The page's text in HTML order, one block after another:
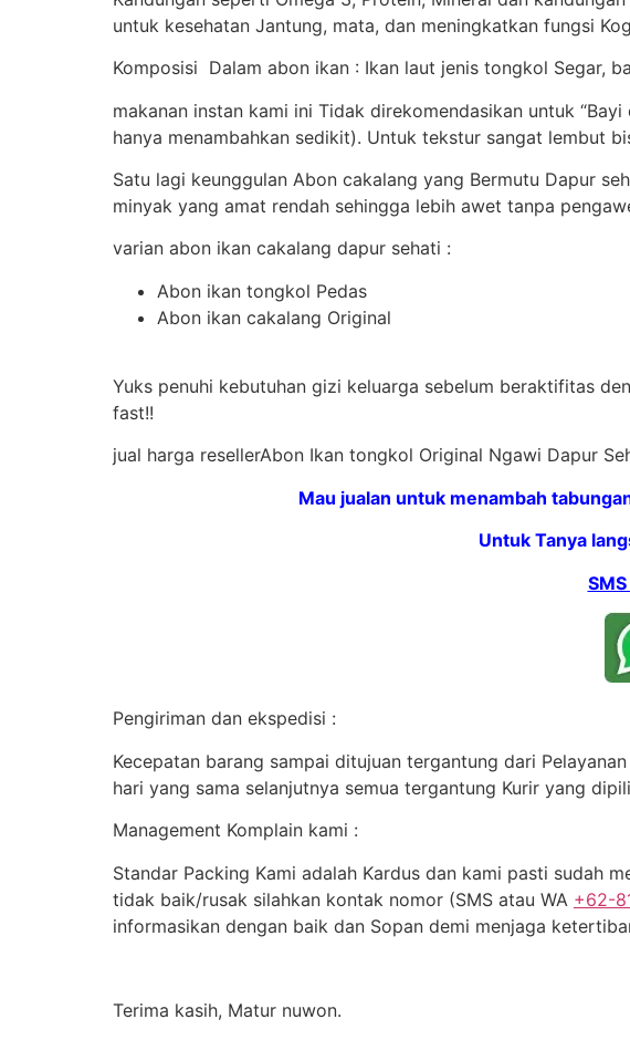
untuk kesehatan Jantung, mata, dan meningkatkan fungsi
Komposisi Dalam abon ikan : Ikan laut jenis tongkol Segar,
makanan instan kami ini Tidak direkomendasikan untuk
hanya menambahkan sedikit). Untuk tekstur sangat lembut
Satu lagi keunggulan Abon cakalang yang Bermutu Dapur
minyak yang amat rendah sehingga lebih awet tanpa
varian abon ikan cakalang dapur sehati :
Abon ikan tongkol Pedas
Abon ikan cakalang Original
Yuks penuhi kebutuhan gizi keluarga sebelum beraktifitas
fast!!
jual harga resellerAbon Ikan tongkol Original Ngawi Dapur
Mau jualan untuk menambah
Untuk Tanya
Pengiriman dan ekspedisi :
Kecepatan barang sampai ditujuan tergantung dari
hari yang sama selanjutnya semua tergantung Kurir yang
Management Komplain kami :
Standar Packing Kami adalah Kardus dan kami pasti sudah
tidak baik/rusak silahkan kontak nomor (SMS atau WA +62-
informasikan dengan baik dan Sopan demi menjaga
Terima kasih, Matur nuwon.